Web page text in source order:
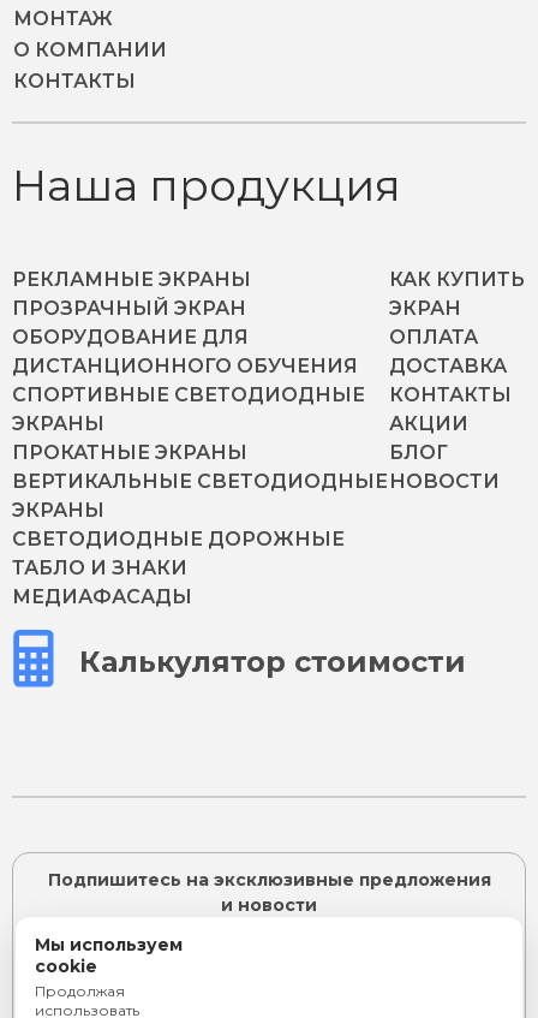
МОНТАЖ
О КОМПАНИИ
КОНТАКТЫ
Наша продукция
РЕКЛАМНЫЕ ЭКРАНЫ
ПРОЗРАЧНЫЙ ЭКРАН
ОБОРУДОВАНИЕ ДЛЯ
ДИСТАНЦИОННОГО ОБУЧЕНИЯ
СПОРТИВНЫЕ СВЕТОДИОДНЫЕ
ЭКРАНЫ
ПРОКАТНЫЕ ЭКРАНЫ
ВЕРТИКАЛЬНЫЕ СВЕТОДИОДНЫЕ
ЭКРАНЫ
СВЕТОДИОДНЫЕ ДОРОЖНЫЕ
ТАБЛО И ЗНАКИ
МЕДИАФАСАДЫ
КАК КУПИТЬ
ЭКРАН
ОПЛАТА
ДОСТАВКА
КОНТАКТЫ
АКЦИИ
БЛОГ
НОВОСТИ
Калькулятор стоимости
Подпишитесь на эксклюзивные предложения
и новости
Мы используем
cookie
Продолжая
использовать